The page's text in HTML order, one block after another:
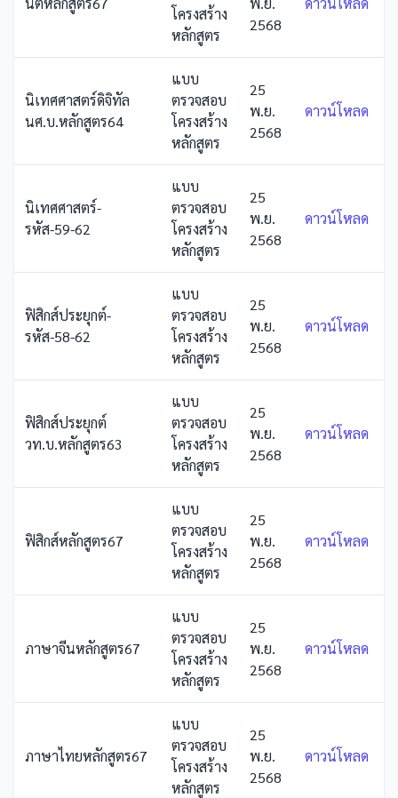
โครงสร้าง
หลักสูตร
2568
นิเทศศาสตร์ดิจิทัล
นศ.บ.หลักสูตร64
แบบ
ตรวจสอบ
โครงสร้าง
หลักสูตร
25
พ.ย.
2568
ดาวน์โหลด
นิเทศศาสตร์-
รหัส-59-62
แบบ
ตรวจสอบ
โครงสร้าง
หลักสูตร
25
พ.ย.
2568
ดาวน์โหลด
ฟิสิกส์ประยุกต์-
รหัส-58-62
แบบ
ตรวจสอบ
โครงสร้าง
หลักสูตร
25
พ.ย.
2568
ดาวน์โหลด
ฟิสิกส์ประยุกต์
วท.บ.หลักสูตร63
แบบ
ตรวจสอบ
โครงสร้าง
หลักสูตร
25
พ.ย.
2568
ดาวน์โหลด
ฟิสิกส์หลักสูตร67
แบบ
ตรวจสอบ
โครงสร้าง
หลักสูตร
25
พ.ย.
2568
ดาวน์โหลด
ภาษาจีนหลักสูตร67
แบบ
ตรวจสอบ
โครงสร้าง
หลักสูตร
25
พ.ย.
2568
ดาวน์โหลด
ภาษาไทยหลักสูตร67
แบบ
ตรวจสอบ
โครงสร้าง
หลักสูตร
25
พ.ย.
2568
ดาวน์โหลด